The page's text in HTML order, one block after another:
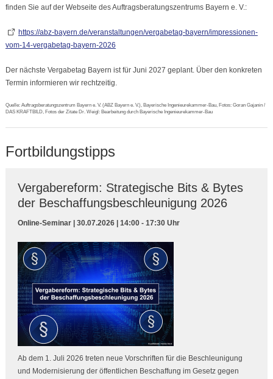
finden Sie auf der Webseite des Auftragsberatungszentrums Bayern e. V.:
https://abz-bayern.de/veranstaltungen/vergabetag-bayern/impressionen-
vom-14-vergabetag-bayern-2026
Der nächste Vergabetag Bayern ist für Juni 2027 geplant. Über den konkreten
Termin informieren wir rechtzeitig.
Quelle: Auftragsberatungszentrum Bayern e. V. (ABZ Bayern e. V.), Bayerische Ingenieurekammer-Bau, Fotos: Goran Gajanin /
DAS KRAFTBILD, Fotos der Zitate Dr. Weigl: Bearbeitung durch Bayerische Ingenieurekammer-Bau
Fortbildungstipps
Vergabereform: Strategische Bits & Bytes
der Beschaffungsbeschleunigung 2026
Online-Seminar | 30.07.2026 | 14:00 - 17:30 Uhr
Ab dem 1. Juli 2026 treten neue Vorschriften für die Beschleunigung
und Modernisierung der öffentlichen Beschaffung im Gesetz gegen